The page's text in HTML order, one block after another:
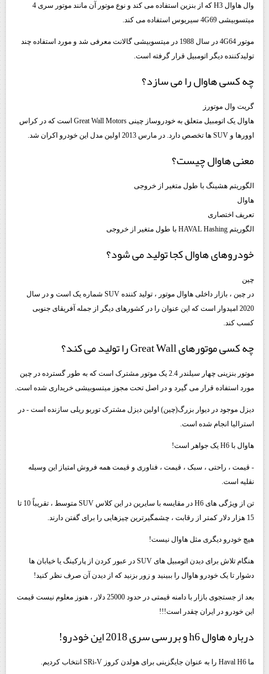
وال هاوال H3 که از بنزین استفاده می کند و نوع موتور آن مانند موتور سری 4
میتسوبیشی 4G69 سیریوس استفاده می کند.
موتور 4G64 در سال 1988 در میتسوبیشی گالانت معرفی شد و مورد استفاده چند
تولیدکننده دیگر اتومبیل قرار گرفته است.
چه کسی هاوال را می سازد؟
گریت وال موتورز
هاوال یک اتومبیل متعلق به خودروساز چینی Great Wall Motors است که در کراس
اوورها و SUV ها تخصص دارد. در مارس 2013 اولین مدل این خودرو اکران شد.
معنی هاوال چیست؟
الگوریتم هشینگ با طول متغیر از خروجی
هاوال
تعریف اختصاری
الگوریتم HAVAL Hashing با طول متغیر از خروجی
خودروهای هاوال کجا تولید می شود؟
چین
در چین ، بازار داخلی هاوال موتور ، تولید کننده SUV شماره یک است و در سال
2020 امیدوار است که این عنوان را در کشورهای دیگر از جمله آفریقای جنوبی
کسب کند.
چه کسی موتورهای Great Wall را تولید می کند؟
موتور بنزینی چهار سیلندر 2.4 یک موتور مشترک است که به طور گسترده در چین
مورد استفاده قرار می گیرد و در اصل تحت مجوز میتسوبیشی خریداری شده است.
دیزل موجود در دیوار بزرگ(چین) اولین دیزل مشترک توربو ریلی سازنده است - در
استرالیا انجام شده است.
هاوال با H6 یک جواهر است!
- قیمت ، راحتی ، سبک ، قیمت ، فناوری و قیمت همه فروش امتیاز این وسیله
نقلیه است.
تن از ویژگی های H6 در مقایسه با سایرین در این کلاس SUV متوسط ​​، تقریباً 10 تا
15 هزار دلار کمتر از رقابت ، چشمگیرترین چیزهایی را برای گفتن دارند.
هیچ خودرو دیگری مثل هاوال نیست!
هنگام تلاش برای دیدن اتومبیل های SUV در عبور کردن از پارکینگ یا خیابان ها
دشوار تا یک خودرو هاوال را ببینید و زور بزنید که از دیدن آن صرف نظر کنید!
بعد از جستجوی بازار با دامنه قیمتی در حدود 25000 دلار ، هنوز معلوم نیست قیمت
این خودرو در ایران چقدر است!!!
درباره هاوال h6 و بررسی سری 2018 این خودرو!
ما Haval H6 را به عنوان جایگزینی برای هولدن کروز SRi-V انتخاب کردیم.